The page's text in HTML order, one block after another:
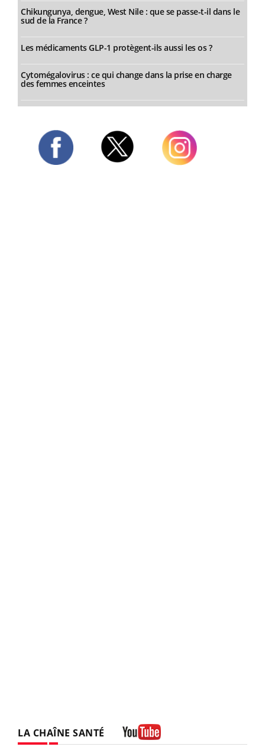
Chikungunya, dengue, West Nile : que se passe-t-il dans le
sud de la France ?
Les médicaments GLP-1 protègent-ils aussi les os ?
Cytomégalovirus : ce qui change dans la prise en charge
des femmes enceintes
LA CHAÎNE SANTÉ